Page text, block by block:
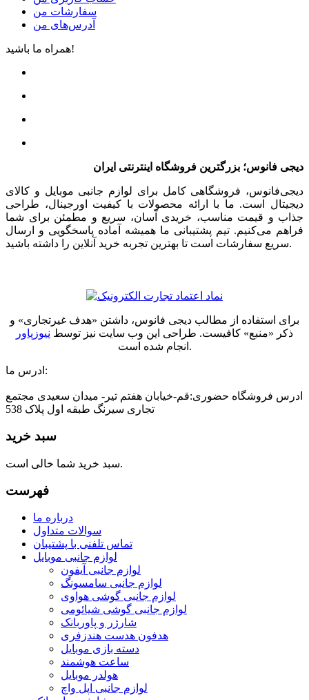
سفارشات من
آدرس‌های من
همراه ما باشید!
دیجی فانوس؛ بزرگترین فروشگاه اینترنتی ایران
دیجی‌فانوس، فروشگاهی کامل برای لوازم جانبی موبایل و کالای
دیجیتال است. ما با ارائه محصولات با کیفیت اورجینال، طراحی
جذاب و قیمت مناسب، خریدی آسان، سریع و مطمئن برای شما
فراهم می‌کنیم. تیم پشتیبانی ما همیشه آماده پاسخگویی و ارسال
سریع سفارشات است تا بهترین تجربه خرید آنلاین را داشته باشید.
برای استفاده از مطالب دیجی فانوس، داشتن «هدف غیرتجاری» و
ذکر «منبع» کافیست. طراحی این وب سایت نیز توسط نیوزپاور
انجام شده است.
ادرس ما:
ادرس فروشگاه حضوری:قم-خیابان هفتم تیر- میدان سعیدی مجتمع
تجاری سیرنگ طبقه اول پلاک 538
سبد خرید
سبد خرید شما خالی است.
فهرست
درباره ما
سوالات متداول
تماس تلفنی با پشتیبان
لوازم جانبی موبایل
لوازم جانبی آیفون
لوازم جانبی سامسونگ
لوازم جانبی گوشی هواوی
لوازم جانبی گوشی شیائومی
شارژر و پاوربانک
هدفون هدست هندزفری
دسته بازی موبایل
ساعت هوشمند
هولدر موبایل
لوازم جانبی اپل واچ